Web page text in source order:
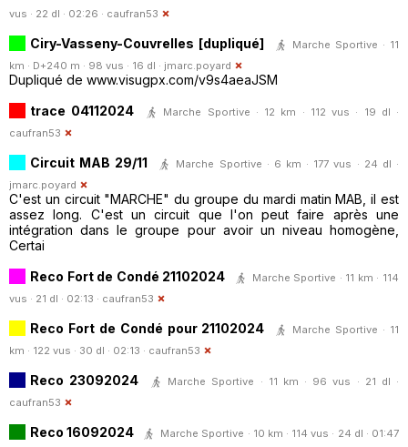
vus · 22 dl · 02:26 · caufran53
Ciry-Vasseny-Couvrelles [dupliqué]
Marche Sportive · 11
km · D+240 m · 98 vus · 16 dl · jmarc.poyard
Dupliqué de www.visugpx.com/v9s4aeaJSM
trace 04112024
Marche Sportive · 12 km · 112 vus · 19 dl ·
caufran53
Circuit MAB 29/11
Marche Sportive · 6 km · 177 vus · 24 dl ·
jmarc.poyard
C'est un circuit "MARCHE" du groupe du mardi matin MAB, il est
assez long. C'est un circuit que l'on peut faire après une
intégration dans le groupe pour avoir un niveau homogène,
Certai
Reco Fort de Condé 21102024
Marche Sportive · 11 km · 114
vus · 21 dl · 02:13 · caufran53
Reco Fort de Condé pour 21102024
Marche Sportive · 11
km · 122 vus · 30 dl · 02:13 · caufran53
Reco 23092024
Marche Sportive · 11 km · 96 vus · 21 dl ·
caufran53
Reco 16092024
Marche Sportive · 10 km · 114 vus · 24 dl · 01:47